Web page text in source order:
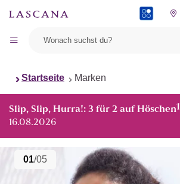
Startseite Marken
Slip, Slip, Hurra!: 3 für 2 auf Höschen1
16.08.2026
01/05